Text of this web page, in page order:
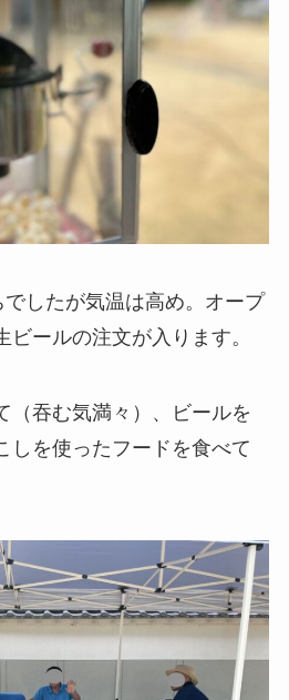
したが気温は高め。オープ
ビールの注文が入ります。
（吞む気満々）、ビールを
しを使ったフードを食べて